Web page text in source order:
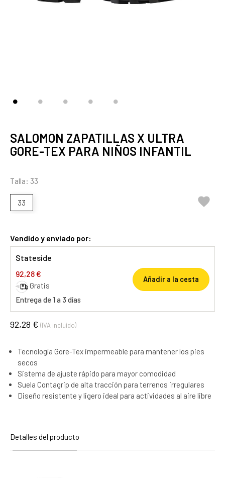
SALOMON ZAPATILLAS X ULTRA
GORE-TEX PARA NIÑOS INFANTIL
Talla: 33
33 
Vendido y enviado por:
Stateside
92,28 €
Gratis
Entrega de 1 a 3 días
Añadir a la cesta
92,28 € (IVA incluido)
Tecnología Gore-Tex impermeable para mantener los pies
secos
Sistema de ajuste rápido para mayor comodidad
Suela Contagrip de alta tracción para terrenos irregulares
Diseño resistente y ligero ideal para actividades al aire libre
Detalles del producto